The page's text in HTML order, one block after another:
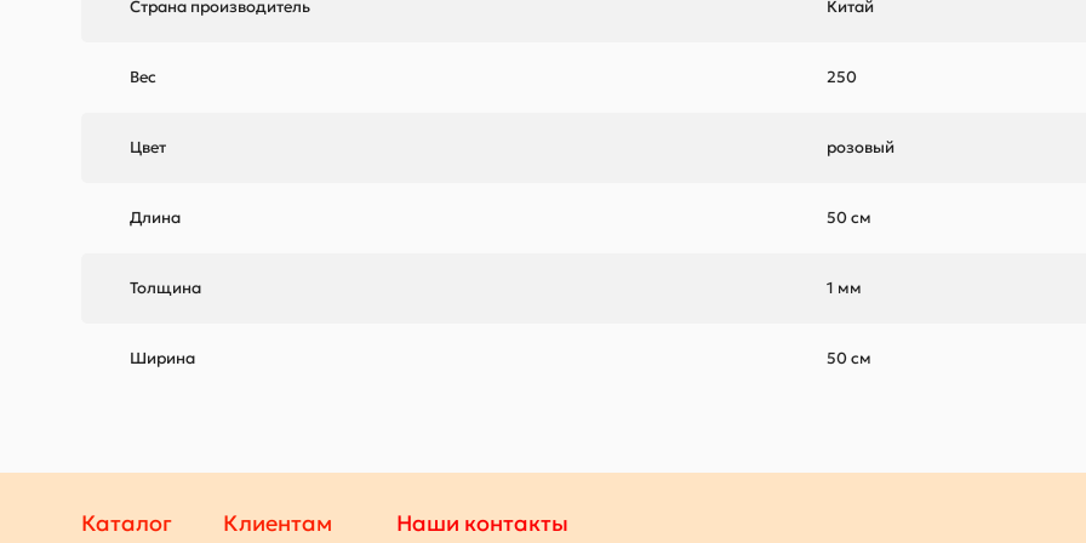
Страна производитель Китай
Вес 250
Цвет розовый
Длина 50 см
Толщина 1 мм
Ширина 50 см
Каталог Клиентам Наши контакты